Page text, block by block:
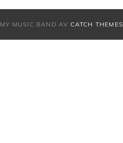
MY MUSIC BAND AV CATCH THEMES